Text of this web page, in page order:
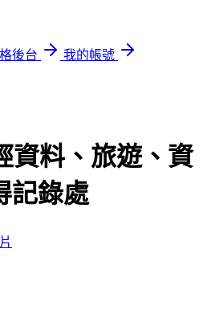
後台
我的帳號
資料、旅遊、資
記錄處